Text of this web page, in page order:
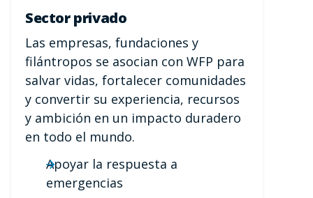
Sector privado
Las empresas, fundaciones y
filántropos se asocian con WFP para
salvar vidas, fortalecer comunidades
y convertir su experiencia, recursos
y ambición en un impacto duradero
en todo el mundo.
Apoyar la respuesta a
emergencias